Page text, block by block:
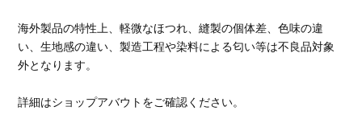
海外製品の特性上、軽微なほつれ、縫製の個体差、色味の違
い、生地感の違い、製造工程や染料による匂い等は不良品対象
外となります。
詳細はショップアバウトをご確認ください。